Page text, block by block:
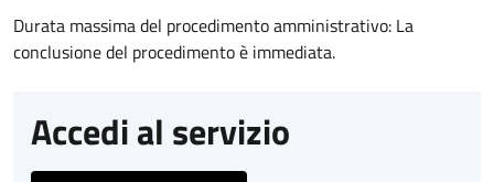
Durata massima del procedimento amministrativo: La
conclusione del procedimento è immediata.
Accedi al servizio